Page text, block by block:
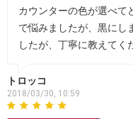
カウンターの色が選べて
で悩みましたが、黒にし
したが、丁寧に教えてく
トロッコ
2018/03/30, 10:59